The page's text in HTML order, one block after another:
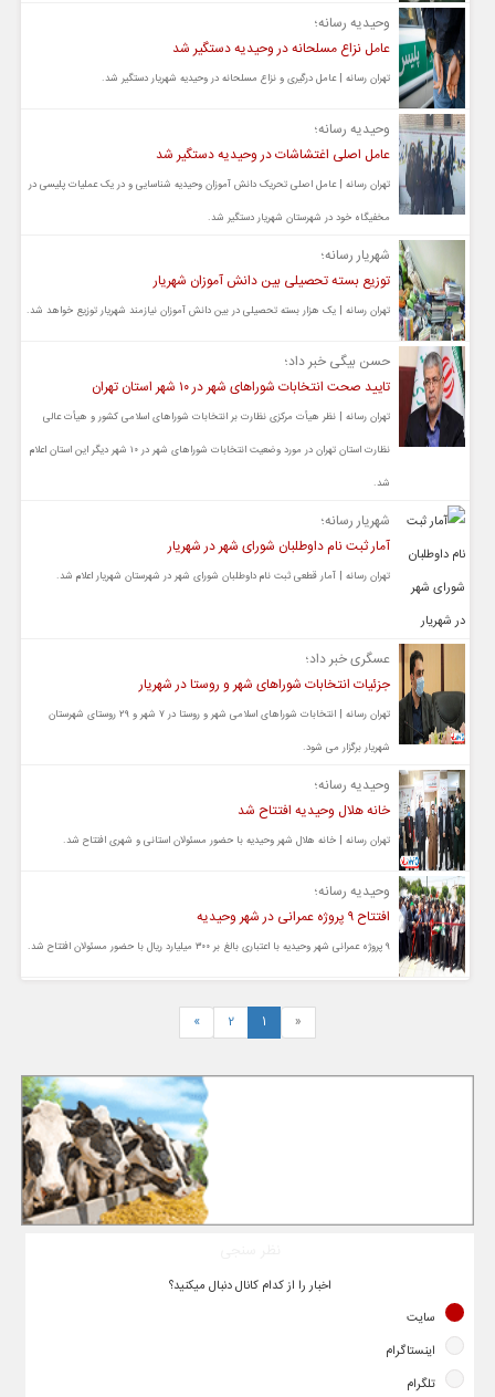
وحیدیه رسانه؛
عامل نزاع مسلحانه در وحیدیه دستگیر شد
تهران رسانه | عامل درگیری و نزاع مسلحانه در وحیدیه شهریار دستگیر شد.
وحیدیه رسانه؛
عامل اصلی اغتشاشات در وحیدیه دستگیر شد
تهران رسانه | عامل اصلی تحریک دانش آموزان وحیدیه شناسایی و در یک عملیات پلیسی در
مخفیگاه خود در شهرستان شهریار دستگیر شد.
شهریار رسانه؛
توزیع بسته تحصیلی بین دانش آموزان شهریار
تهران رسانه | یک هزار بسته تحصیلی در بین دانش آموزان نیازمند شهریار توزیع خواهد شد.
حسن بیگی خبر داد؛
تایید صحت انتخابات شوراهای شهر در ۱۰ شهر استان تهران
تهران رسانه | نظر هیأت مرکزی نظارت بر انتخابات شوراهای اسلامی کشور و هیأت عالی
نظارت استان تهران در مورد وضعیت انتخابات شوراهای شهر در ۱۰ شهر دیگر این استان اعلام
شد.
شهریار رسانه؛
آمار ثبت نام داوطلبان شورای شهر در شهریار
تهران رسانه | آمار قطعی ثبت نام داوطلبان شورای شهر در شهرستان شهریار اعلام شد.
عسگری خبر داد؛
جزئیات انتخابات شوراهای شهر و روستا در شهریار
تهران رسانه | انتخابات شوراهای اسلامی شهر و روستا در ۷ شهر و ۲۹ روستای شهرستان
شهریار برگزار می شود.
وحیدیه رسانه؛
خانه هلال وحیدیه افتتاح شد
تهران رسانه | خانه هلال شهر وحیدیه با حضور مسئولان استانی و شهری افتتاح شد.
وحیدیه رسانه؛
افتتاح ۹ پروژه عمرانی در شهر وحیدیه
۹ پروژه عمرانی شهر وحیدیه با اعتباری بالغ بر ۳۰۰ میلیارد ریال با حضور مسئولان افتتاح شد.
«
1
2
»
اخبار را از کدام کانال دنبال میکنید؟
سایت
اینستاگرام
تلگرام